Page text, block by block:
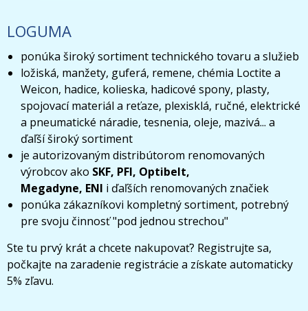
LOGUMA
ponúka široký sortiment technického tovaru a služieb
ložiská, manžety, guferá, remene, chémia Loctite a
Weicon, hadice, kolieska, hadicové spony, plasty,
spojovací materiál a reťaze, plexisklá, ručné, elektrické
a pneumatické náradie, tesnenia, oleje, mazivá... a
ďaľší široký sortiment
je autorizovaným distribútorom renomovaných
výrobcov ako SKF, PFI, Optibelt,
Megadyne, ENI i ďaľších renomovaných značiek
ponúka zákazníkovi kompletný sortiment, potrebný
pre svoju činnosť "pod jednou strechou"
Ste tu prvý krát a chcete nakupovať? Registrujte sa,
počkajte na zaradenie registrácie a získate automaticky
5% zľavu.